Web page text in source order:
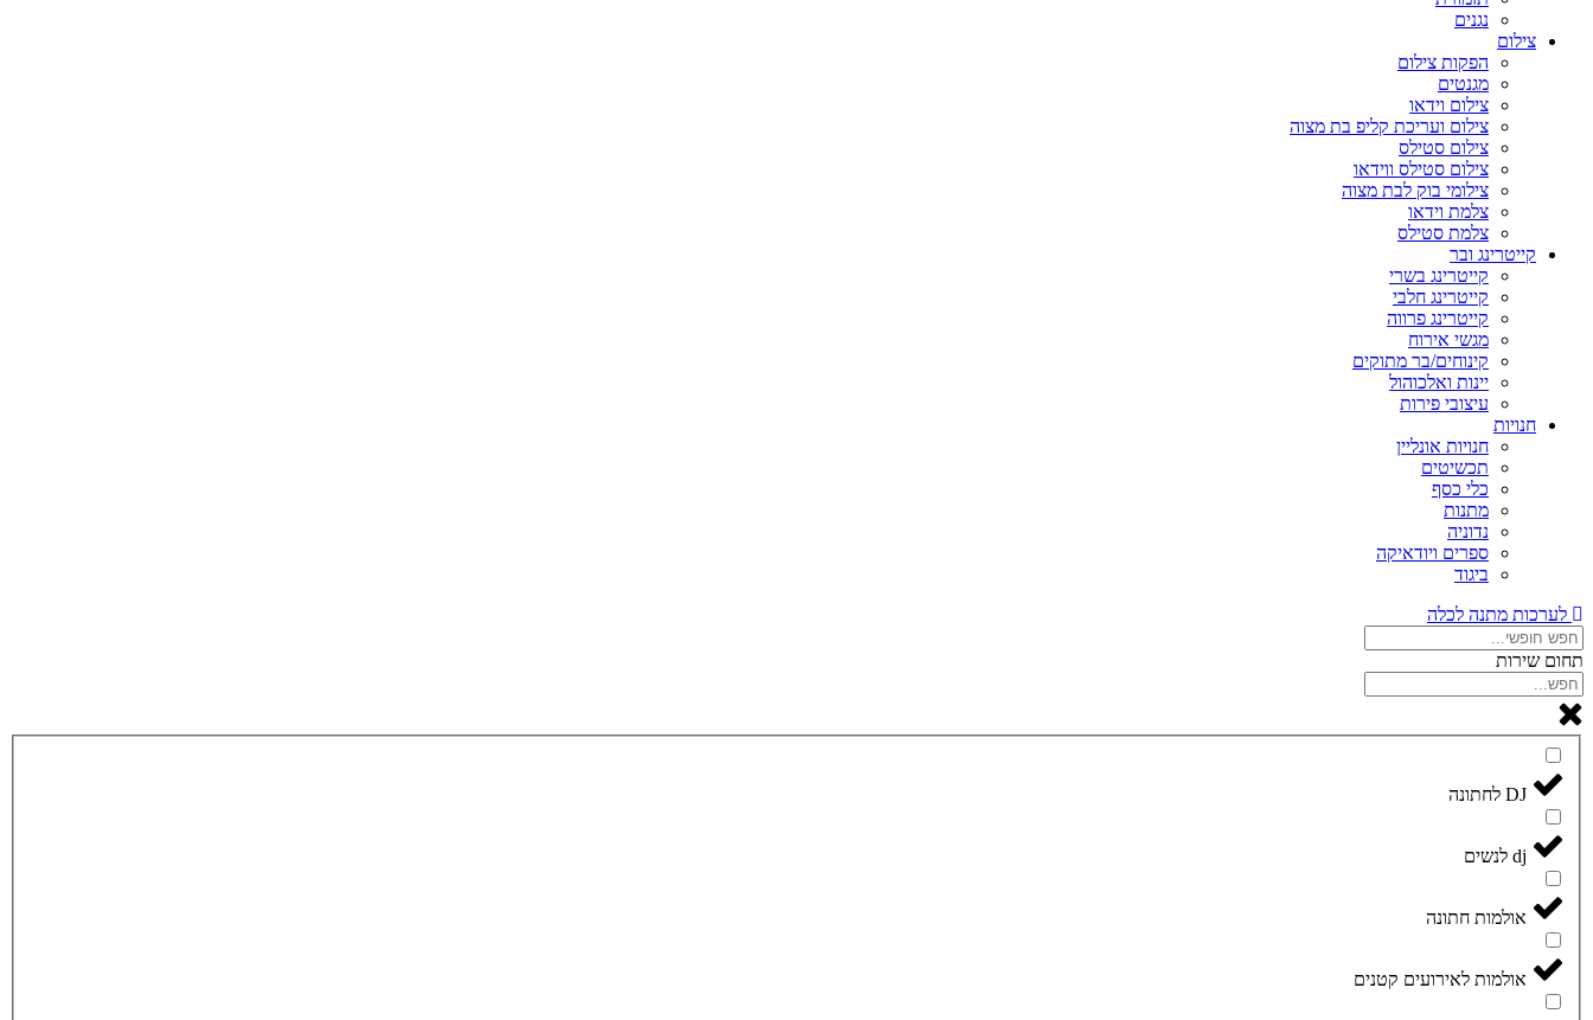
נגנים
צילום
הפקות צילום
מגנטים
צילום וידאו
צילום ועריכת קליפ בת מצוה
צילום סטילס
צילום סטילס ווידאו
צילומי בוק לבת מצוה
צלמת וידאו
צלמת סטילס
קייטרינג ובר
קייטרינג בשרי
קייטרינג חלבי
קייטרינג פרווה
מגשי אירוח
קינוחים/בר מתוקים
יינות ואלכוהול
עיצובי פירות
חנויות
חנויות אונליין
תכשיטים
כלי כסף
מתנות
נדוניה
ספרים ויודאיקה
ביגוד
לערכות מתנה לכלה
תחום שירות
DJ לחתונה
dj לנשים
אולמות חתונה
אולמות לאירועים קטנים